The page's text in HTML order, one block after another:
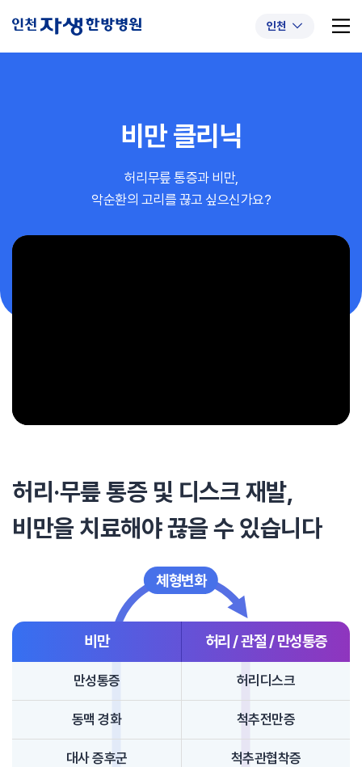
인천
#초음파약침 #척추압박골절
#교통사고후유증 #허리디스크
#추나요법
비만 클리닉
허리무릎 통증과 비만,
악순환의 고리를 끊고 싶으신가요?
허리·무릎 통증 및 디스크 재발,
비만을 치료해야 끊을 수 있습니다
체형변화
비만 허리 / 관절 / 만성통증
만성통증 허리디스크
동맥 경화 척추전만증
대사 증후군 척추관협착증